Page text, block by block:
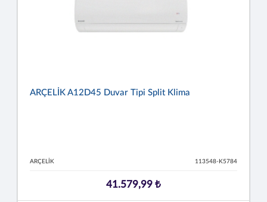
ARÇELİK A12D45 Duvar Tipi Split Klima
ARÇELİK 113548-K5784
41.579,99 ₺